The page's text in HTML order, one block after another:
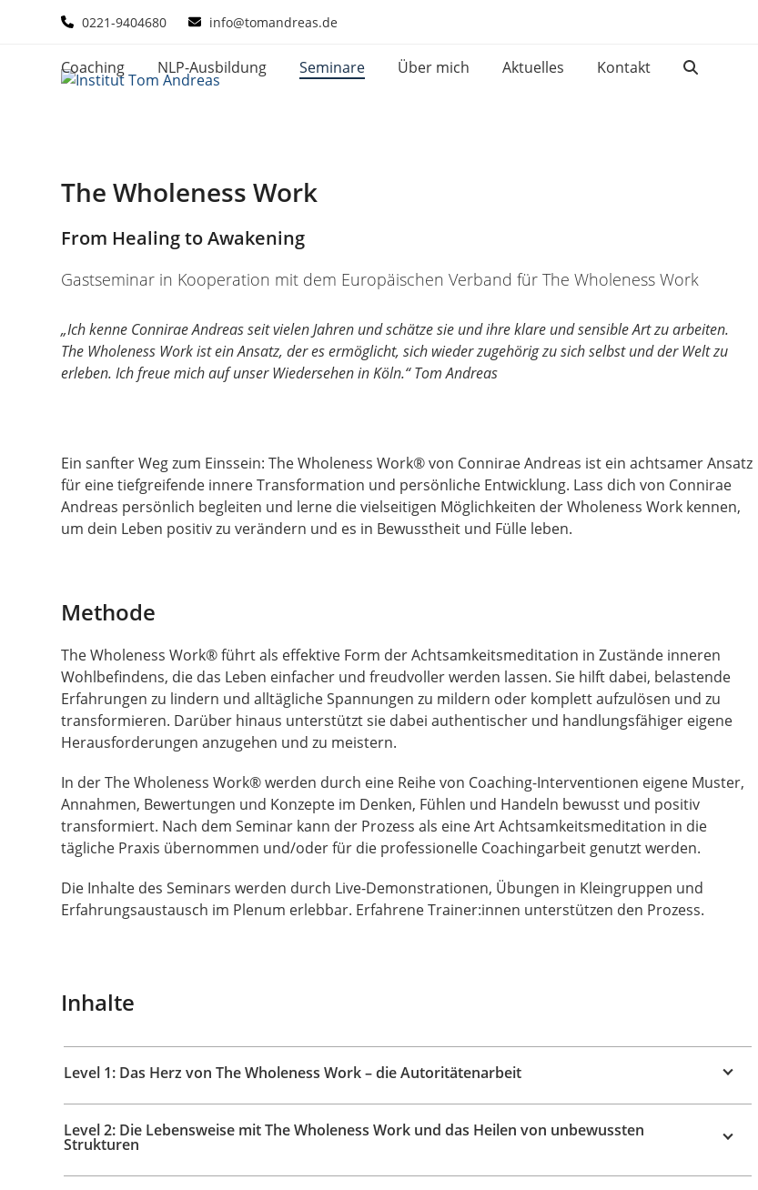
0221-9404680 info@tomandreas.de
Coaching NLP-Ausbildung Seminare Über mich Aktuelles Kontakt
The Wholeness Work
From Healing to Awakening
Gastseminar in Kooperation mit dem Europäischen Verband für The Wholeness Work
„Ich kenne Connirae Andreas seit vielen Jahren und schätze sie und ihre klare und sensible Art zu arbeiten.
The Wholeness Work ist ein Ansatz, der es ermöglicht, sich wieder zugehörig zu sich selbst und der Welt zu
erleben. Ich freue mich auf unser Wiedersehen in Köln.“ Tom Andreas
Ein sanfter Weg zum Einssein: The Wholeness Work®von Connirae Andreas ist ein achtsamer Ansatz
für eine tiefgreifende innere Transformation und persönliche Entwicklung. Lass dich von Connirae
Andreas persönlich begleiten und lerne die vielseitigen Möglichkeiten der Wholeness Work kennen,
um dein Leben positiv zu verändern und es in Bewusstheit und Fülle leben.
Methode
The Wholeness Work®führt als effektive Form der Achtsamkeitsmeditation in Zustände inneren
Wohlbefindens, die das Leben einfacher und freudvoller werden lassen. Sie hilft dabei, belastende
Erfahrungen zu lindern und alltägliche Spannungen zu mildern oder komplett aufzulösen und zu
transformieren. Darüber hinaus unterstützt sie dabei authentischer und handlungsfähiger eigene
Herausforderungen anzugehen und zu meistern.
In der The Wholeness Work®werden durch eine Reihe von Coaching-Interventionen eigene Muster,
Annahmen, Bewertungen und Konzepte im Denken, Fühlen und Handeln bewusst und positiv
transformiert. Nach dem Seminar kann der Prozess als eine Art Achtsamkeitsmeditation in die
tägliche Praxis übernommen und/oder für die professionelle Coachingarbeit genutzt werden.
Die Inhalte des Seminars werden durch Live-Demonstrationen, Übungen in Kleingruppen und
Erfahrungsaustausch im Plenum erlebbar. Erfahrene Trainer:innen unterstützen den Prozess.
Inhalte
Level 1: Das Herz von The Wholeness Work – die Autoritätenarbeit
Level 2: Die Lebensweise mit The Wholeness Work und das Heilen von unbewussten
Strukturen